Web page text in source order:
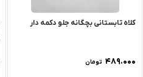
کلاه تابستانی بچگانه جلو دکمه دار
۴۸۹.۰۰۰ تومان